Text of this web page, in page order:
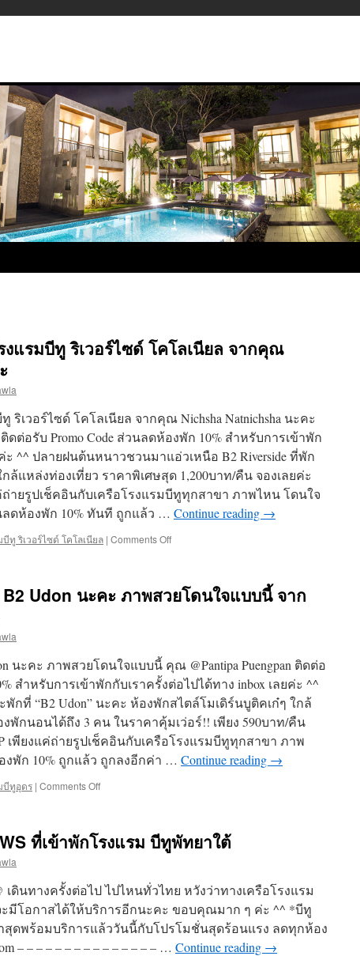
แรมบีทู ริเวอร์ไซด์ โคโลเนียล จากคุณ
เวอร์ไซด์ โคโลเนียล จากคุณ Nichsha Natnichsha นะคะ
อรับ Promo Code ส่วนลดห้องพัก 10% สำหรับการเข้าพัก
ะ ^^ ปลายฝนต้นหนาวชวนมาแอ่วเหนือ B2 Riverside ที่พัก
แหล่งท่องเที่ยว ราคาพิเศษสุด 1,200บาท/คืน จองเลยค่ะ
ค่ถ่ายรูปเช็คอินกับเครือโรงแรมบีทูทุกสาขา ภาพไหน โดนใจ
ลดห้องพัก 10% ทันที ถูกแล้ว … Continue reading →
บีทู ริเวอร์ไซด์ โคโลเนียล | Comments Off
ของ
เวอร์
ไซด์
โค
โล
เนีย
ล
คุณ
Udon นะคะ ภาพสวยโดนใจแบบนี้ จาก
นะคะ ภาพสวยโดนใจแบบนี้ คุณ @Pantipa Puengpan ติดต่อ
สำหรับการเข้าพักกับเราครั้งต่อไปได้ทาง inbox เลยค่ะ ^^
ที่ “B2 Udon” นะคะ ห้องพักสไตล์โมเดิร์นบูติคเก๋ๆ ใกล้
พักนอนได้ถึง 3 คน ในราคาคุ้มเว่อร์!! เพียง 590บาท/คืน
เพียงแค่ถ่ายรูปเช็คอินกับเครือโรงแรมบีทูทุกสาขา ภาพ
พัก 10% ถูกแล้ว ถูกลงอีกค่า … Continue reading →
บีทูอุดร | Comments Off
วิว
B2
Udon
นะคะ
ภาพ
ที่เข้าพักโรงแรม บีทูพัทยาใต้
ดินทางครั้งต่อไป ไปไหนทั่วไทย หวังว่าทางเครือโรงแรม
มีโอกาสได้ให้บริการอีกนะคะ ขอบคุณมาก ๆ ค่ะ ^^ *บีทู
สุดพร้อมบริการแล้ววันนี้กับโปรโมชั่นสุดร้อนแรง ลดทุกห้อง
– – – – – – – – – – – – – – – … Continue reading →